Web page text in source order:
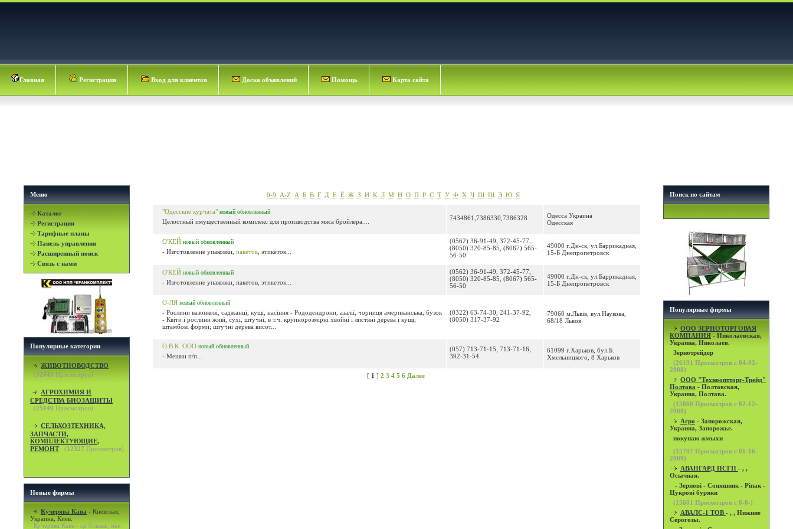
Главная Регистрация Вход для клиентов Доска объявлений Помощь Карта сайта
Меню
Каталог
Регистрация
Тарифные планы
Панель управления
Расширенный поиск
Связь с нами
Популярные категории
ЖИВОТНОВОДСТВО
(32443 Просмотров)
АГРОХИМИЯ И
СРЕДСТВА БИОЗАЩИТЫ
(25149 Просмотров)
СЕЛЬХОЗТЕХНИКА,
ЗАПЧАСТИ,
КОМПЛЕКТУЮЩИЕ,
РЕМОНТ
(12327 Просмотров)
Новые фирмы
Кучерява Кава - Киевская,
Украина, Киев.
Кучерява Кава - це більше, ніж
0-9 A-Z А Б В Г Д Е Ё Ж З И К Л М Н О П Р С Т У Ф Х Ч Ш Щ Э Ю Я
"Одесские курчата" новый обновленный
Целостный имущественный комплекс для производства мяса бройлера.... 7434861,7386330,7386328
Одесса Украина
Одесская
О'КЕЙ новый обновленный
- Изготовление упаковки, пакетов , этикеток...
(0562) 36-91-49, 372-45-77,
(8050) 320-85-85, (8067) 565-
56-50
49000 г.Дн-ск, ул.Баррикадная,
15-Б Днепропетровск
О'КЕЙ новый обновленный
- Изготовление упаковки, пакетов, этикеток...
(0562) 36-91-49, 372-45-77,
(8050) 320-85-85, (8067) 565-
56-50
49000 г.Дн-ск, ул.Баррикадная,
15-Б Днепропетровск
О-ЛЯ новый обновленный
- Рослини вазонкові, саджанці, кущі, насіння - Рододендрони, азалії, чорниця американська, бузок
- Квіти і рослини живі, сухі, штучні, в т.ч. крупнорозмірні хвойні і листяні дерева і кущі;
штамбові форми; штучні дерева висот...
(0322) 63-74-30, 241-37-92,
(8050) 317-37-92
79060 м.Львів, вул.Наукова,
68/18 Львов
О.В.К. ООО новый обновленный
- Мешки п/п...
(057) 713-71-15, 713-71-16,
392-31-54
61099 г.Харьков, бул.Б.
Хмельницкого, 8 Харьков
[ 1 ] 2 3 4 5 6 Далее
Поиск по сайтам
Популярные фирмы
OOO ЗЕРНОТОРГОВАЯ
КОМПАНИЯ - Николаевская,
Украина, Николаев.
Зернотрейдер
(26191 Просмотров с 04-02-
2008)
ООО "Технооптторг-Трейд"
Полтава - Полтавская,
Украина, Полтава.
(15860 Просмотров с 02-12-
2008)
Агро - Запорожская,
Украина, Запорожье.
покупаю жмыхи
(15707 Просмотров с 01-16-
2009)
АВАНГАРД ПСГП - , ,
Осычная.
- Зернові - Соняшник - Ріпак -
Цукрові буряки
(15601 Просмотров с 0-0-)
АВАЛС-1 ТОВ - , , Нижние
Серогозы.